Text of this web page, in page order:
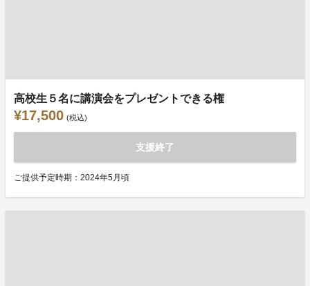
高校生５名に講演会をプレゼントできる権
¥17,500 (税込)
支援終了
ご提供予定時期：2024年5月頃